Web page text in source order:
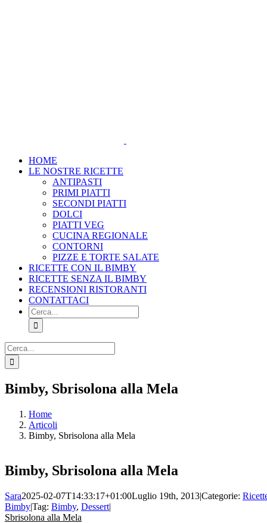
HOME
LE NOSTRE RICETTE
ANTIPASTI
PRIMI PIATTI
SECONDI PIATTI
DOLCI
PIATTI VEG
CUCINA REGIONALE
CONTORNI
PIZZE E TORTE SALATE
RICETTE CON IL BIMBY
RICETTE SENZA IL BIMBY
RECENSIONI RISTORANTI
CONTATTACI
Cerca
per:
Cerca
per:
Bimby, Sbrisolona alla Mela
Home
Articoli
Bimby, Sbrisolona alla Mela
Bimby, Sbrisolona alla Mela
Sara2025-02-07T14:33:17+01:00Luglio 19th, 2013|Categorie:
Bimby|Tag: Bimby, Dessert|
Sbrisolona alla Mela